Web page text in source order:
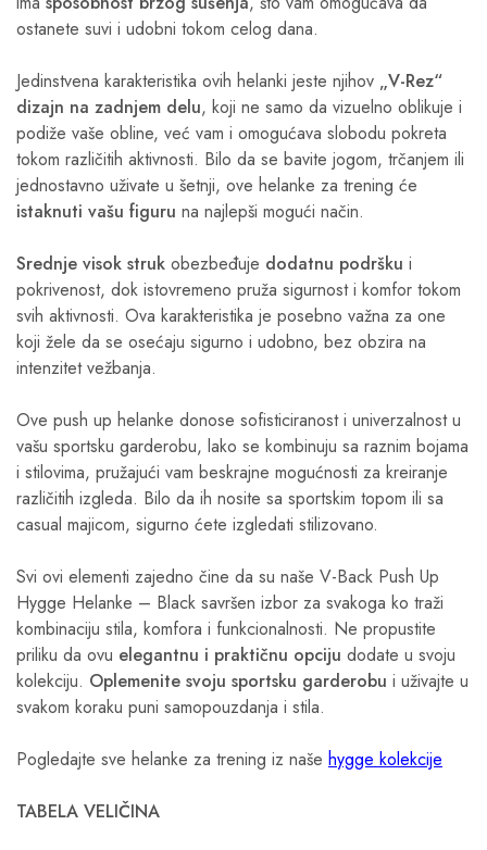
ostanete suvi i udobni tokom celog dana.
Jedinstvena karakteristika ovih helanki jeste njihov „V-Rez“
dizajn na zadnjem delu, koji ne samo da vizuelno oblikuje i
podiže vaše obline, već vam i omogućava slobodu pokreta
tokom različitih aktivnosti. Bilo da se bavite jogom, trčanjem ili
jednostavno uživate u šetnji, ove helanke za trening će
istaknuti vašu figuru na najlepši mogući način.
Srednje visok struk obezbeđuje dodatnu podršku i
pokrivenost, dok istovremeno pruža sigurnost i komfor tokom
svih aktivnosti. Ova karakteristika je posebno važna za one
koji žele da se osećaju sigurno i udobno, bez obzira na
intenzitet vežbanja.
Ove push up helanke donose sofisticiranost i univerzalnost u
vašu sportsku garderobu, lako se kombinuju sa raznim bojama
i stilovima, pružajući vam beskrajne mogućnosti za kreiranje
različitih izgleda. Bilo da ih nosite sa sportskim topom ili sa
casual majicom, sigurno ćete izgledati stilizovano.
Svi ovi elementi zajedno čine da su naše V-Back Push Up
Hygge Helanke – Black savršen izbor za svakoga ko traži
kombinaciju stila, komfora i funkcionalnosti. Ne propustite
priliku da ovu elegantnu i praktičnu opciju dodate u svoju
kolekciju. Oplemenite svoju sportsku garderobu i uživajte u
svakom koraku puni samopouzdanja i stila.
Pogledajte sve helanke za trening iz naše hygge kolekcije
TABELA VELIČINA